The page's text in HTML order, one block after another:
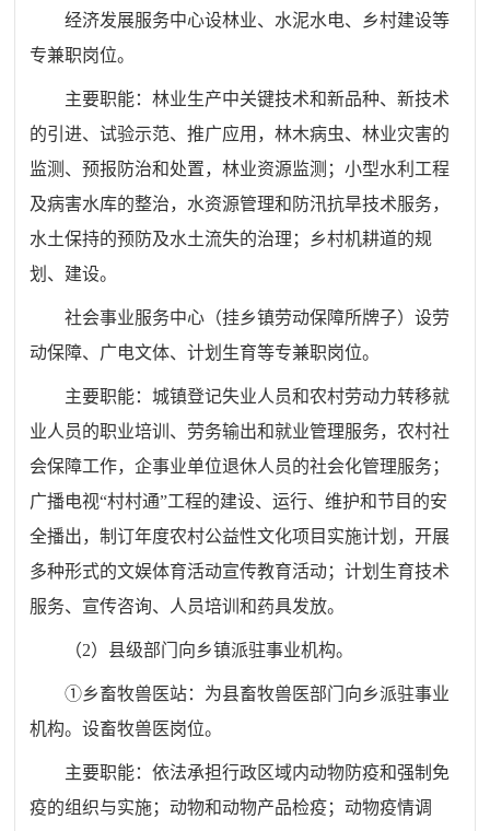
经济发展服务中心设林业、水泥水电、乡村建设等
专兼职岗位。
主要职能：林业生产中关键技术和新品种、新技术
的引进、试验示范、推广应用，林木病虫、林业灾害的
监测、预报防治和处置，林业资源监测；小型水利工程
及病害水库的整治，水资源管理和防汛抗旱技术服务，
水土保持的预防及水土流失的治理；乡村机耕道的规
划、建设。
社会事业服务中心（挂乡镇劳动保障所牌子）设劳
动保障、广电文体、计划生育等专兼职岗位。
主要职能：城镇登记失业人员和农村劳动力转移就
业人员的职业培训、劳务输出和就业管理服务，农村社
会保障工作，企事业单位退休人员的社会化管理服务；
广播电视“村村通”工程的建设、运行、维护和节目的安
全播出，制订年度农村公益性文化项目实施计划，开展
多种形式的文娱体育活动宣传教育活动；计划生育技术
服务、宣传咨询、人员培训和药具发放。
（2）县级部门向乡镇派驻事业机构。
①乡畜牧兽医站：为县畜牧兽医部门向乡派驻事业
机构。设畜牧兽医岗位。
主要职能：依法承担行政区域内动物防疫和强制免
疫的组织与实施；动物和动物产品检疫；动物疫情调